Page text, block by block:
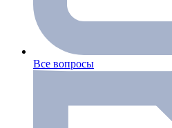
Все вопросы